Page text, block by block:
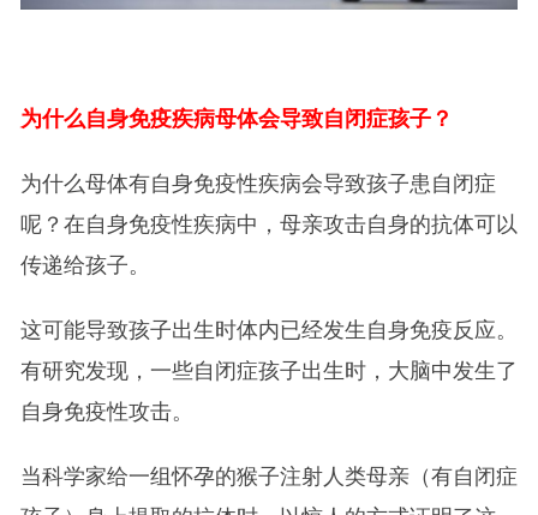
为什么自身免疫疾病母体会导致自闭症孩子？
为什么母体有自身免疫性疾病会导致孩子患自闭症
呢？在自身免疫性疾病中，母亲攻击自身的抗体可以
传递给孩子。
这可能导致孩子出生时体内已经发生自身免疫反应。
有研究发现，一些自闭症孩子出生时，大脑中发生了
自身免疫性攻击。
当科学家给一组怀孕的猴子注射人类母亲（有自闭症